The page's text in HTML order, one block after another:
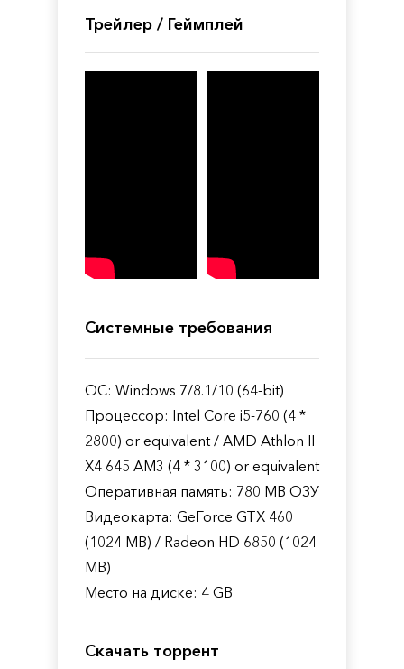
Трейлер / Геймплей
Системные требования
ОС: Windows 7/8.1/10 (64-bit)
Процессор: Intel Core i5-760 (4 *
2800) or equivalent / AMD Athlon II
X4 645 AM3 (4 * 3100) or equivalent
Оперативная память: 780 MB ОЗУ
Видеокарта: GeForce GTX 460
(1024 MB) / Radeon HD 6850 (1024
MB)
Место на диске: 4 GB
Скачать торрент